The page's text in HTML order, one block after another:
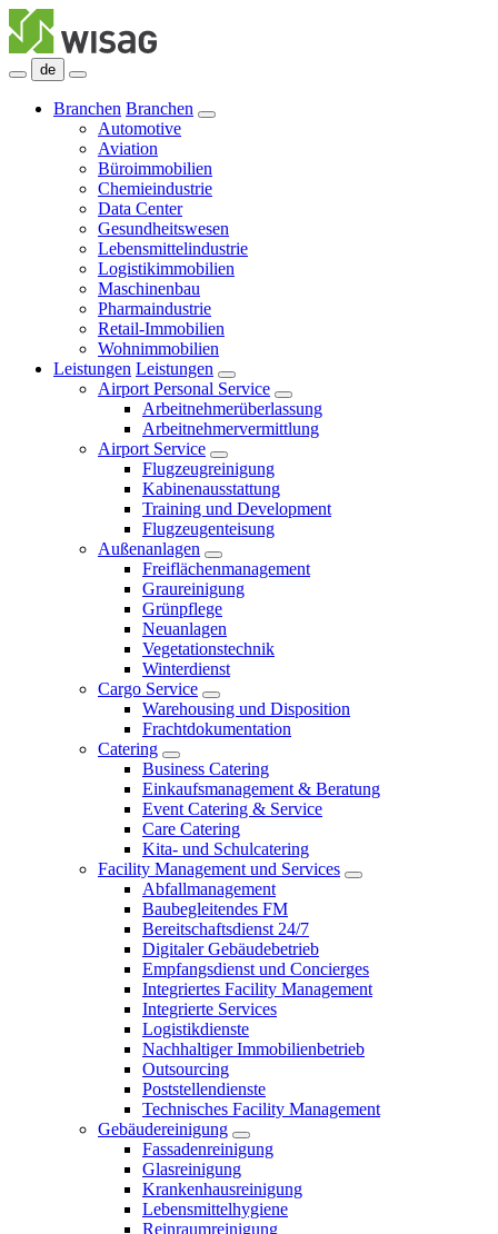
de
Branchen Branchen
Automotive
Aviation
Büroimmobilien
Chemieindustrie
Data Center
Gesundheitswesen
Lebensmittelindustrie
Logistikimmobilien
Maschinenbau
Pharmaindustrie
Retail-Immobilien
Wohnimmobilien
Leistungen Leistungen
Airport Personal Service
Arbeitnehmerüberlassung
Arbeitnehmervermittlung
Airport Service
Flugzeugreinigung
Kabinenausstattung
Training und Development
Flugzeugenteisung
Außenanlagen
Freiflächenmanagement
Graureinigung
Grünpflege
Neuanlagen
Vegetationstechnik
Winterdienst
Cargo Service
Warehousing und Disposition
Frachtdokumentation
Catering
Business Catering
Einkaufsmanagement & Beratung
Event Catering & Service
Care Catering
Kita- und Schulcatering
Facility Management und Services
Abfallmanagement
Baubegleitendes FM
Bereitschaftsdienst 24/7
Digitaler Gebäudebetrieb
Empfangsdienst und Concierges
Integriertes Facility Management
Integrierte Services
Logistikdienste
Nachhaltiger Immobilienbetrieb
Outsourcing
Poststellendienste
Technisches Facility Management
Gebäudereinigung
Fassadenreinigung
Glasreinigung
Krankenhausreinigung
Lebensmittelhygiene
Reinraumreinigung